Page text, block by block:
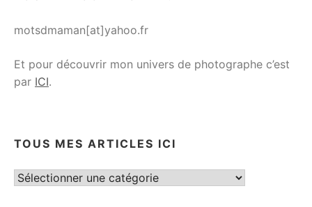
motsdmaman[at]yahoo.fr
Et pour découvrir mon univers de photographe c’est
par ICI.
TOUS MES ARTICLES ICI
Tous